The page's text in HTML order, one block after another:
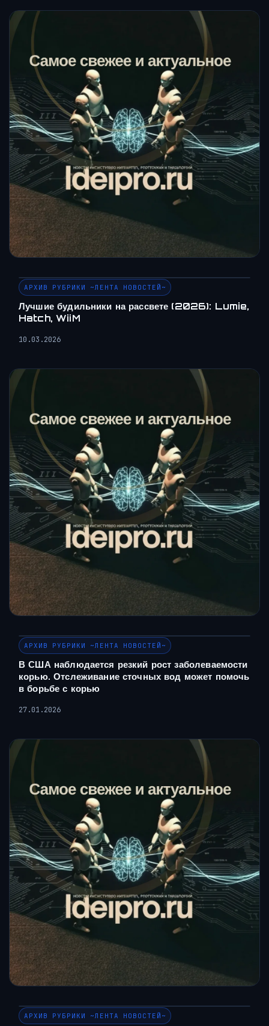
АРХИВ РУБРИКИ ~ЛЕНТА НОВОСТЕЙ~
Лучшие будильники на рассвете (2026): Lumie,
Hatch, WiiM
10.03.2026
АРХИВ РУБРИКИ ~ЛЕНТА НОВОСТЕЙ~
В США наблюдается резкий рост заболеваемости
корью. Отслеживание сточных вод может помочь
в борьбе с корью
27.01.2026
АРХИВ РУБРИКИ ~ЛЕНТА НОВОСТЕЙ~